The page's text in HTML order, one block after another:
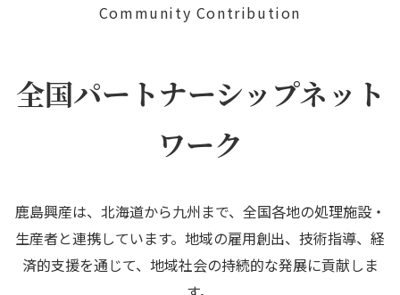
Community Contribution
全国パートナーシップネット
ワーク
鹿島興産は、北海道から九州まで、全国各地の処理施設・
生産者と連携しています。地域の雇用創出、技術指導、経
済的支援を通じて、地域社会の持続的な発展に貢献しま